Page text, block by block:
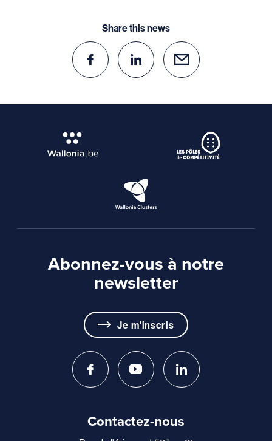
Share this news
Abonnez-vous à notre
newsletter
Je m'inscris
Contactez-nous